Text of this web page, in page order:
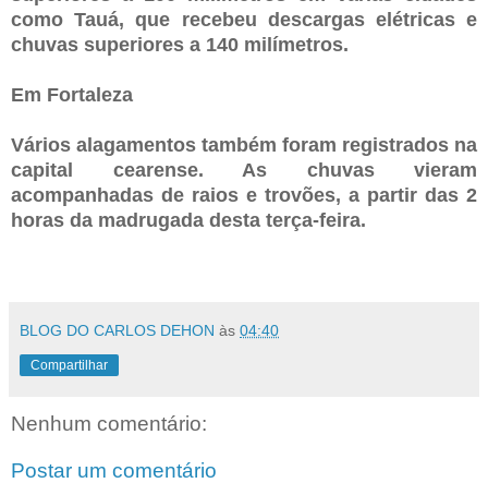
como Tauá, que recebeu descargas elétricas e
chuvas superiores a 140 milímetros.
Em Fortaleza
Vários alagamentos também foram registrados na
capital cearense. As chuvas vieram
acompanhadas de raios e trovões, a partir das 2
horas da madrugada desta terça-feira.
BLOG DO CARLOS DEHON às 04:40
Compartilhar
Nenhum comentário:
Postar um comentário